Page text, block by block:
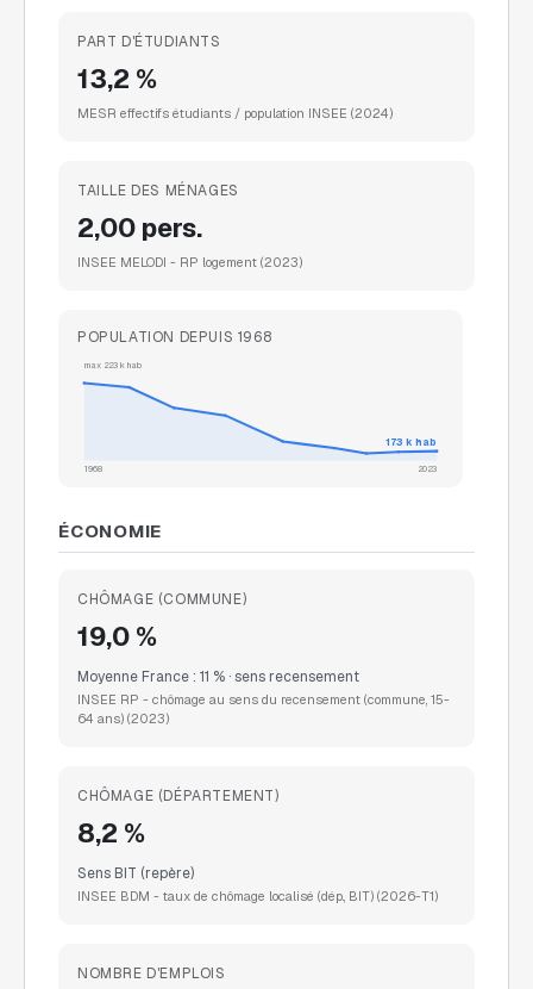
PART D'ÉTUDIANTS
13,2 %
MESR effectifs étudiants / population INSEE (2024)
TAILLE DES MÉNAGES
2,00 pers.
INSEE MELODI - RP logement (2023)
POPULATION DEPUIS 1968
max 223 khab
1968 2023
173 k hab
ÉCONOMIE
CHÔMAGE (COMMUNE)
19,0 %
Moyenne France : 11 % · sens recensement
INSEE RP - chômage au sens du recensement (commune, 15-
64 ans) (2023)
CHÔMAGE (DÉPARTEMENT)
8,2 %
Sens BIT (repère)
INSEE BDM - taux de chômage localisé (dép., BIT) (2026-T1)
NOMBRE D'EMPLOIS